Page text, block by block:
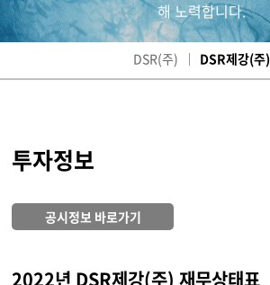
해 노력합니다.
DSR(주) DSR제강(주)
투자정보
공시정보 바로가기
2022년 DSR제강(주) 재무상태표